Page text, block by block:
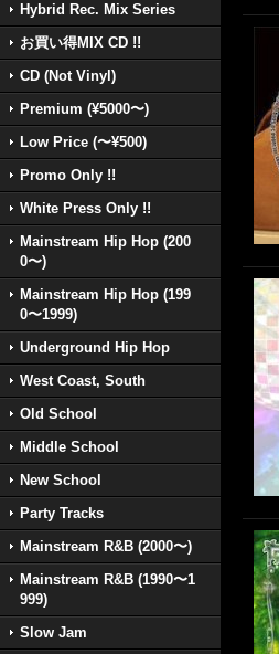
Hybrid Rec. Mix Series
お買い得MIX CD !!
CD (Not Vinyl)
Premium (¥5000〜)
Low Price (〜¥500)
Promo Only !!
White Press Only !!
Mainstream Hip Hop (200
0〜)
Mainstream Hip Hop (199
0〜1999)
Underground Hip Hop
West Coast, South
Old School
Middle School
New School
Party Tracks
Mainstream R&B (2000〜)
Mainstream R&B (1990〜1
999)
Slow Jam